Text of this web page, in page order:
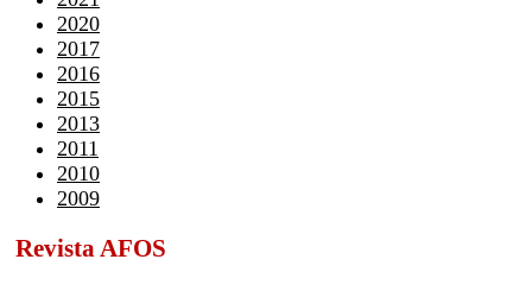
2020
2017
2016
2015
2013
2011
2010
2009
Revista AFOS